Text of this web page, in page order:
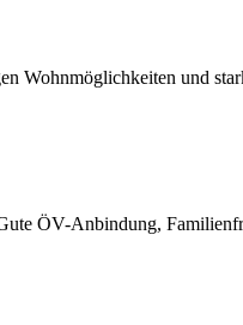
Wohnmöglichkeiten und
ÖV-Anbindung,